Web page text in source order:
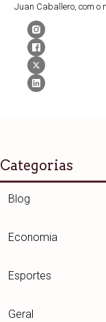
Juan Caballero, com o
Categorias
Blog
Economia
Esportes
Geral